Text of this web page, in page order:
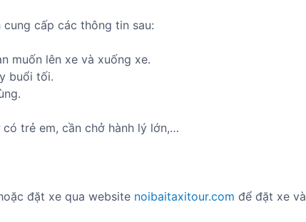
cung cấp các thông tin sau:
muốn lên xe và xuống xe.
buổi tối.
trẻ em, cần chở hành lý lớn,…
đặt xe qua website noibaitaxitour.com để đặt xe và